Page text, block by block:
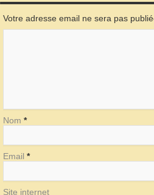
Votre adresse email ne sera pas
Nom *
Email *
Site internet